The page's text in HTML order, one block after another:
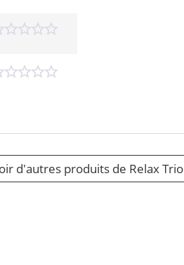
d'autres produits de Relax Trio